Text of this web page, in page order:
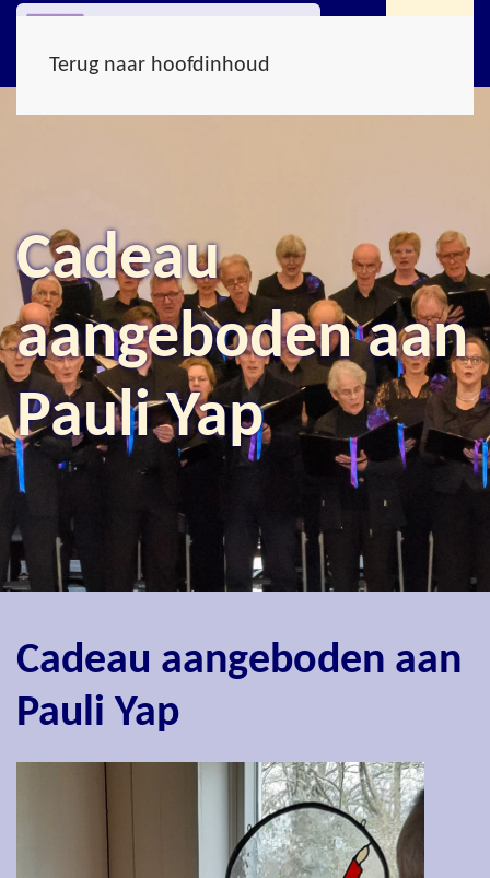
Terug naar hoofdinhoud
Cadeau
aangeboden aan
Pauli Yap
Cadeau aangeboden aan
Pauli Yap